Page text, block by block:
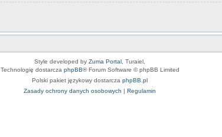
Style developed by Zuma Portal , Turaiel,
Technologię dostarcza phpBB® Forum Software © phpBB Limited
Polski pakiet językowy dostarcza phpBB.pl
Zasady ochrony danych osobowych | Regulamin